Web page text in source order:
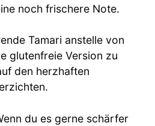
noch frischere Note.
Tamari anstelle von
glutenfreie Version zu
den herzhaften
du es gerne schärfer